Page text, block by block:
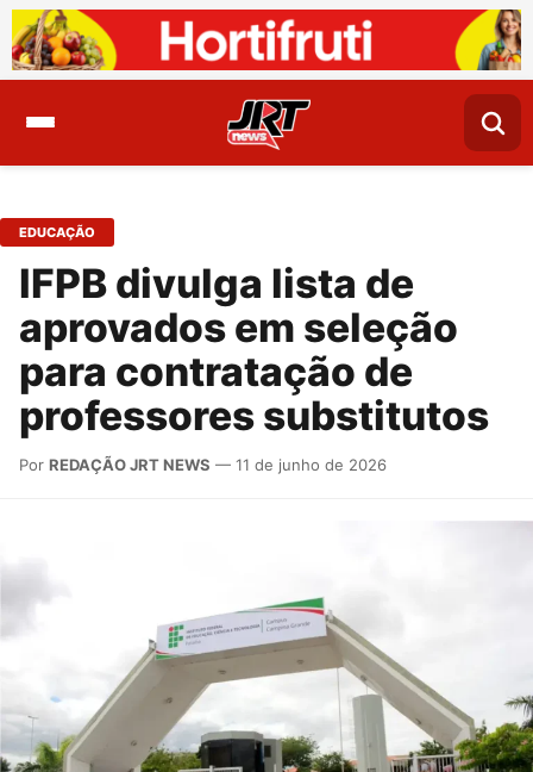
EDUCAÇÃO
IFPB divulga lista de
aprovados em seleção
para contratação de
professores substitutos
Por REDAÇÃO JRT NEWS — 11 de junho de 2026